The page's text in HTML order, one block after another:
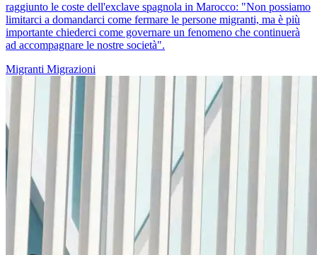
raggiunto le coste dell'exclave spagnola in Marocco: "Non possiamo
limitarci a domandarci come fermare le persone migranti, ma è più
importante chiederci come governare un fenomeno che continuerà
ad accompagnare le nostre società".
Migranti Migrazioni